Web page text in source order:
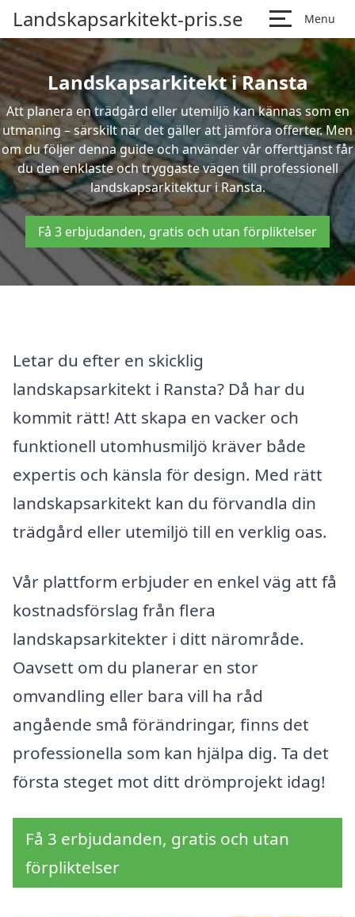
Landskapsarkitekt-pris.se Menu
Landskapsarkitekt i Ransta
Att planera en trädgård eller utemiljö kan kännas som en
utmaning – särskilt när det gäller att jämföra offerter. Men
om du följer denna guide och använder vår offerttjänst får
du den enklaste och tryggaste vägen till professionell
landskapsarkitektur i Ransta.
Få 3 erbjudanden, gratis och utan förpliktelser
Letar du efter en skicklig
landskapsarkitekt i Ransta? Då har du
kommit rätt! Att skapa en vacker och
funktionell utomhusmiljö kräver både
expertis och känsla för design. Med rätt
landskapsarkitekt kan du förvandla din
trädgård eller utemiljö till en verklig oas.
Vår plattform erbjuder en enkel väg att få
kostnadsförslag från flera
landskapsarkitekter i ditt närområde.
Oavsett om du planerar en stor
omvandling eller bara vill ha råd
angående små förändringar, finns det
professionella som kan hjälpa dig. Ta det
första steget mot ditt drömprojekt idag!
Få 3 erbjudanden, gratis och utan
förpliktelser